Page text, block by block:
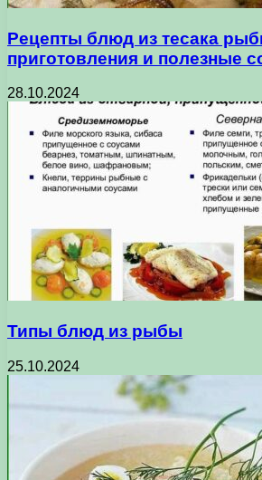
Рецепты блюд из тесака
приготовления и полезные
28.10.2024
Типы блюд из рыбы
25.10.2024